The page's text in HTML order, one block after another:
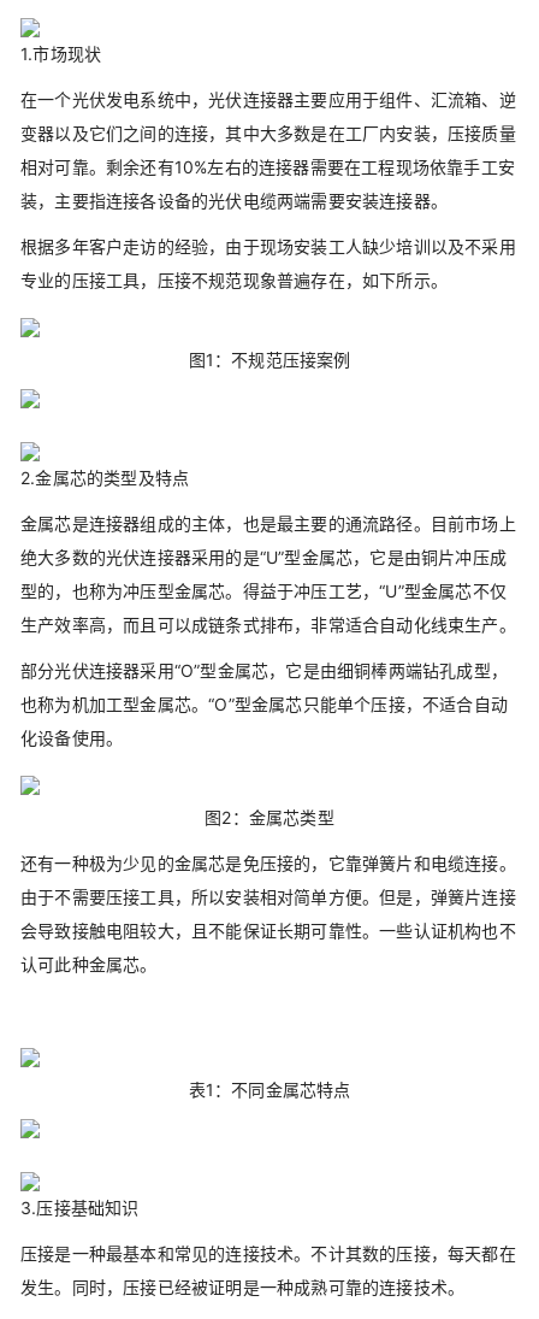
1.市场现状
在一个光伏发电系统中，光伏连接器主要应用于组件、汇流箱、逆
变器以及它们之间的连接，其中大多数是在工厂内安装，压接质量
相对可靠。剩余还有10%左右的连接器需要在工程现场依靠手工安
装，主要指连接各设备的光伏电缆两端需要安装连接器。
根据多年客户走访的经验，由于现场安装工人缺少培训以及不采用
专业的压接工具，压接不规范现象普遍存在，如下所示。
图1：不规范压接案例
2.金属芯的类型及特点
金属芯是连接器组成的主体，也是最主要的通流路径。目前市场上
绝大多数的光伏连接器采用的是“U”型金属芯，它是由铜片冲压成
型的，也称为冲压型金属芯。得益于冲压工艺，“U”型金属芯不仅
生产效率高，而且可以成链条式排布，非常适合自动化线束生产。
部分光伏连接器采用“O”型金属芯，它是由细铜棒两端钻孔成型，
也称为机加工型金属芯。“O”型金属芯只能单个压接，不适合自动
化设备使用。
图2：金属芯类型
还有一种极为少见的金属芯是免压接的，它靠弹簧片和电缆连接。
由于不需要压接工具，所以安装相对简单方便。但是，弹簧片连接
会导致接触电阻较大，且不能保证长期可靠性。一些认证机构也不
认可此种金属芯。
表1：不同金属芯特点
3.压接基础知识
压接是一种最基本和常见的连接技术。不计其数的压接，每天都在
发生。同时，压接已经被证明是一种成熟可靠的连接技术。